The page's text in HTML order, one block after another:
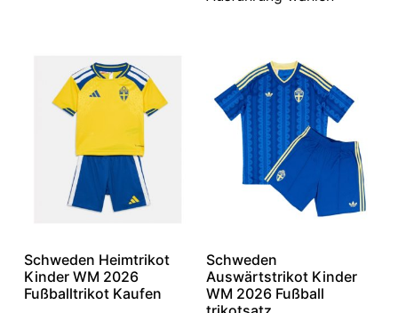
Schweden Heimtrikot
Kinder WM 2026
Fußballtrikot Kaufen
Schweden
Auswärtstrikot Kinder
WM 2026 Fußball